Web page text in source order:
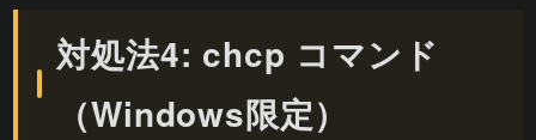
対処法4: chcp コマンド
（Windows限定）